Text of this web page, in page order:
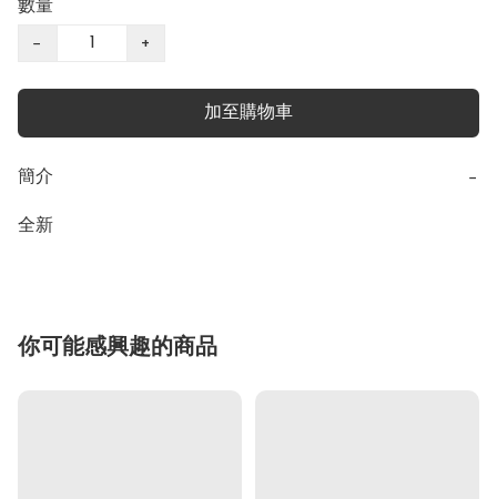
數量
− +
加至購物車
簡介 −
全新
你可能感興趣的商品